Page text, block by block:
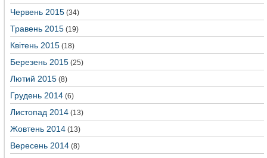
Червень 2015 (34)
Травень 2015 (19)
Квітень 2015 (18)
Березень 2015 (25)
Лютий 2015 (8)
Грудень 2014 (6)
Листопад 2014 (13)
Жовтень 2014 (13)
Вересень 2014 (8)